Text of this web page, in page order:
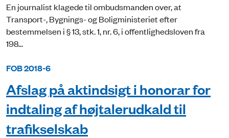
En journalist klagede til ombudsmanden over, at
Transport-, Bygnings- og Boligministeriet efter
bestemmelsen i § 13, stk. 1, nr. 6, i offentlighedsloven fra
198...
FOB 2018-6
Afslag på aktindsigt i honorar for
indtaling af højtalerudkald til
trafikselskab